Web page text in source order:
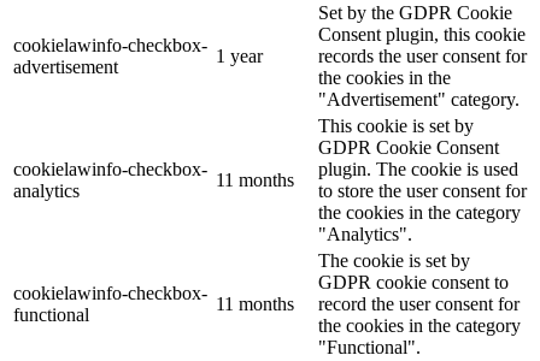
cookielawinfo-checkbox-
advertisement
1 year
Set by the GDPR Cookie
Consent plugin, this cookie
records the user consent for
the cookies in the
"Advertisement" category.
cookielawinfo-checkbox-
analytics
11 months
This cookie is set by
GDPR Cookie Consent
plugin. The cookie is used
to store the user consent for
the cookies in the category
"Analytics".
cookielawinfo-checkbox-
functional
11 months
The cookie is set by
GDPR cookie consent to
record the user consent for
the cookies in the category
"Functional".